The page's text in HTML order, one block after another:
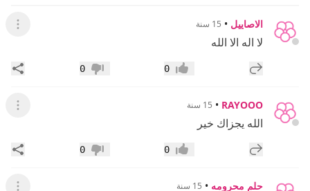
الاصاييل • 15 سنة عرض
لا اله الا الله
إضافة رد جديد إعجاب0 عدم إعجاب
0
RAYOOO
• 15 سنة عرض
الله يجزاك خير
إضافة رد جديد إعجاب0 عدم إعجاب
0
حلم محرومه • 15 سنة